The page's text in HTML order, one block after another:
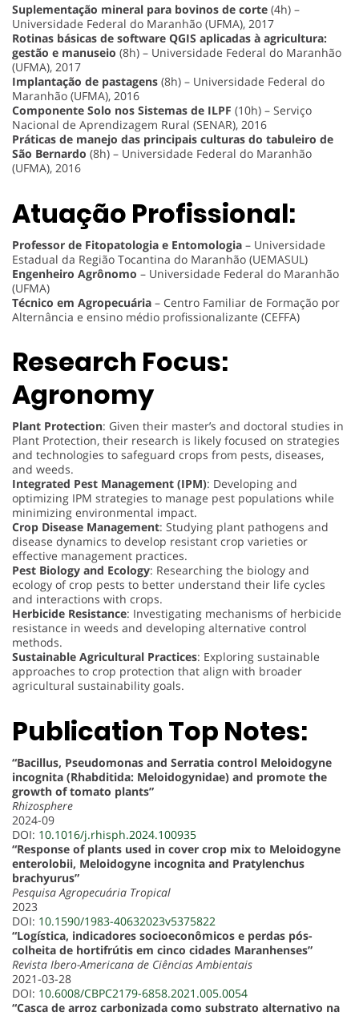
Suplementação mineral para bovinos de corte (4h) –
Universidade Federal do Maranhão (UFMA), 2017
Rotinas básicas de software QGIS aplicadas à agricultura:
gestão e manuseio (8h) – Universidade Federal do Maranhão
(UFMA), 2017
Implantação de pastagens (8h) – Universidade Federal do
Maranhão (UFMA), 2016
Componente Solo nos Sistemas de ILPF (10h) – Serviço
Nacional de Aprendizagem Rural (SENAR), 2016
Práticas de manejo das principais culturas do tabuleiro de
São Bernardo (8h) – Universidade Federal do Maranhão
(UFMA), 2016
Atuação Profissional:
Professor de Fitopatologia e Entomologia – Universidade
Estadual da Região Tocantina do Maranhão (UEMASUL)
Engenheiro Agrônomo – Universidade Federal do Maranhão
(UFMA)
Técnico em Agropecuária – Centro Familiar de Formação por
Alternância e ensino médio profissionalizante (CEFFA)
Research Focus:
Agronomy
Plant Protection: Given their master’s and doctoral studies in
Plant Protection, their research is likely focused on strategies
and technologies to safeguard crops from pests, diseases,
and weeds.
Integrated Pest Management (IPM): Developing and
optimizing IPM strategies to manage pest populations while
minimizing environmental impact.
Crop Disease Management: Studying plant pathogens and
disease dynamics to develop resistant crop varieties or
effective management practices.
Pest Biology and Ecology: Researching the biology and
ecology of crop pests to better understand their life cycles
and interactions with crops.
Herbicide Resistance: Investigating mechanisms of herbicide
resistance in weeds and developing alternative control
methods.
Sustainable Agricultural Practices: Exploring sustainable
approaches to crop protection that align with broader
agricultural sustainability goals.
Publication Top Notes:
“Bacillus, Pseudomonas and Serratia control Meloidogyne
incognita (Rhabditida: Meloidogynidae) and promote the
growth of tomato plants”
Rhizosphere
2024-09
DOI: 10.1016/j.rhisph.2024.100935
“Response of plants used in cover crop mix to Meloidogyne
enterolobii, Meloidogyne incognita and Pratylenchus
brachyurus”
Pesquisa Agropecuária Tropical
2023
DOI: 10.1590/1983-40632023v5375822
“Logística, indicadores socioeconômicos e perdas pós-
colheita de hortifrútis em cinco cidades Maranhenses”
Revista Ibero-Americana de Ciências Ambientais
2021-03-28
DOI: 10.6008/CBPC2179-6858.2021.005.0054
“Casca de arroz carbonizada como substrato alternativo na